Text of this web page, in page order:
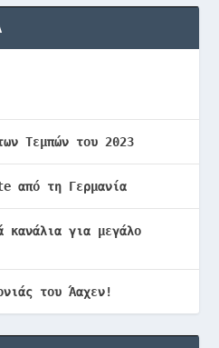
Τεμπών του 2023
από τη Γερμανία
κανάλια για μεγάλο
του Άαχεν!